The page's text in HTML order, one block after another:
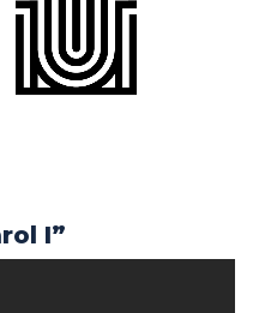
I”